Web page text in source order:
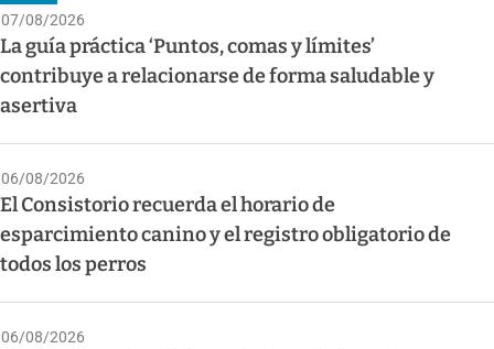
07/08/2026
La guía práctica ‘Puntos, comas y límites’
contribuye a relacionarse de forma saludable y
asertiva
06/08/2026
El Consistorio recuerda el horario de
esparcimiento canino y el registro obligatorio de
todos los perros
06/08/2026